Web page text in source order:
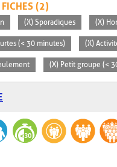
FICHES (2)
(X) Sporadiques (X)
(< 30 minutes) (X)
(X) Petit groupe (<